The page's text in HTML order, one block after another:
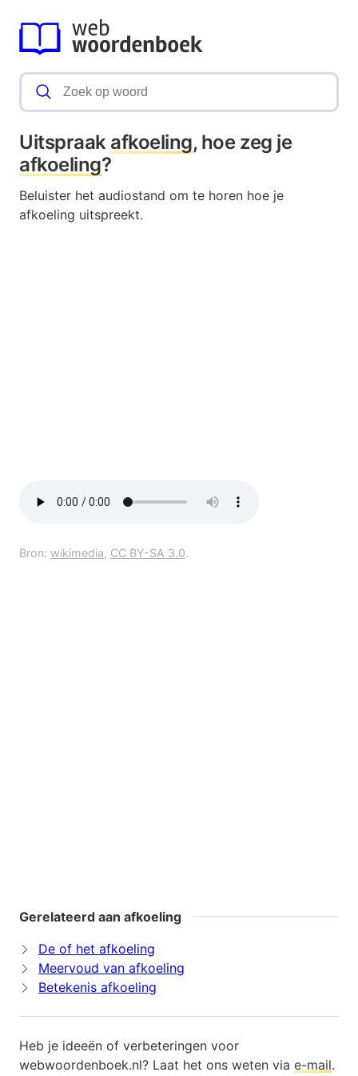
Uitspraak afkoeling, hoe zeg je
afkoeling?
Beluister het audiostand om te horen hoe je
afkoeling uitspreekt.
Bron: wikimedia, CC BY-SA 3.0.
Gerelateerd aan afkoeling
De of het afkoeling
Meervoud van afkoeling
Betekenis afkoeling
Heb je ideeën of verbeteringen voor
webwoordenboek.nl? Laat het ons weten via e-mail.